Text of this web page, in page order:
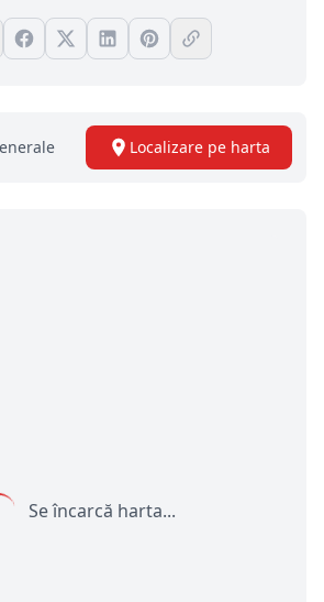
Localizare pe harta
Se încarcă harta...